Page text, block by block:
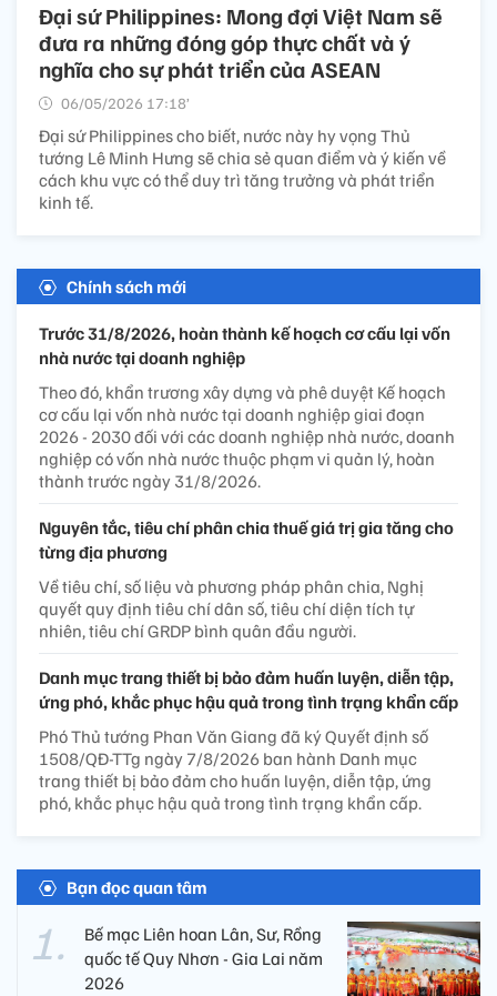
Đại sứ Philippines: Mong đợi Việt Nam sẽ
đưa ra những đóng góp thực chất và ý
nghĩa cho sự phát triển của ASEAN
06/05/2026 17:18’
Đại sứ Philippines cho biết, nước này hy vọng Thủ
tướng Lê Minh Hưng sẽ chia sẻ quan điểm và ý kiến về
cách khu vực có thể duy trì tăng trưởng và phát triển
kinh tế.
Chính sách mới
Trước 31/8/2026, hoàn thành kế hoạch cơ cấu lại vốn
nhà nước tại doanh nghiệp
Theo đó, khẩn trương xây dựng và phê duyệt Kế hoạch
cơ cấu lại vốn nhà nước tại doanh nghiệp giai đoạn
2026 - 2030 đối với các doanh nghiệp nhà nước, doanh
nghiệp có vốn nhà nước thuộc phạm vi quản lý, hoàn
thành trước ngày 31/8/2026.
Nguyên tắc, tiêu chí phân chia thuế giá trị gia tăng cho
từng địa phương
Về tiêu chí, số liệu và phương pháp phân chia, Nghị
quyết quy định tiêu chí dân số, tiêu chí diện tích tự
nhiên, tiêu chí GRDP bình quân đầu người.
Danh mục trang thiết bị bảo đảm huấn luyện, diễn tập,
ứng phó, khắc phục hậu quả trong tình trạng khẩn cấp
Phó Thủ tướng Phan Văn Giang đã ký Quyết định số
1508/QĐ-TTg ngày 7/8/2026 ban hành Danh mục
trang thiết bị bảo đảm cho huấn luyện, diễn tập, ứng
phó, khắc phục hậu quả trong tình trạng khẩn cấp.
Bạn đọc quan tâm
Bế mạc Liên hoan Lân, Sư, Rồng
quốc tế Quy Nhơn - Gia Lai năm
2026